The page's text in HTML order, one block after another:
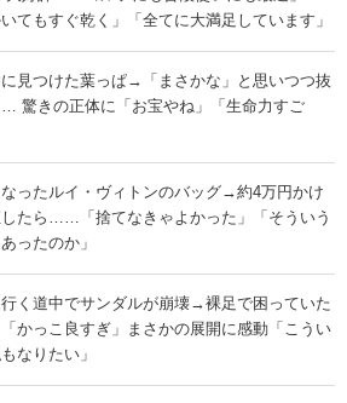
いてもすぐ乾く」「全てに大満足しています」
見つけた葉っぱ→「まさかな」と思いつつ抜
驚きの正体に「お宝やね」「生命力すご
ったルイ・ヴィトンのバッグ→約4万円かけ
たら……「捨てなきゃよかった」「そういう
ったのか」
く道中でサンダルが崩壊→裸足で困っていた
っこ良すぎ」まさかの展開に感動「こうい
なりたい」